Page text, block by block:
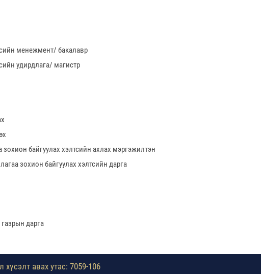
менежмент/ бакалавр
удирдлага/ магистр
байгуулах хэлтсийн ахлах мэргэжилтэн
зохион байгуулах хэлтсийн дарга
дарга
авах утас: 7059-106